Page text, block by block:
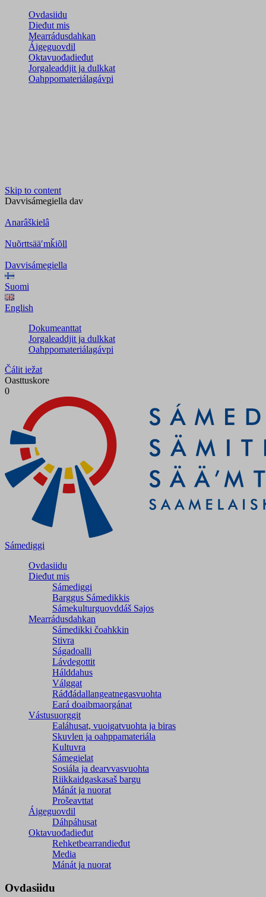
Ovdasiidu
Dieđut mis
Mearrádusdahkan
Áigeguovdil
Oktavuođadieđut
Jorgaleaddjit ja dulkkat
Oahppomateriálagávpi
Skip to content
Davvisámegiella dav
Anarâškielâ
Nuõrttsääʹmǩiõll
Davvisámegiella
Suomi
English
Dokumeanttat
Jorgaleaddjit ja dulkkat
Oahppomateriálagávpi
Čálit iežat
Oasttuskore
0
Sámediggi
Ovdasiidu
Dieđut mis
Sámediggi
Barggus Sámedikkis
Sámekulturguovddáš Sajos
Mearrádusdahkan
Sámedikki čoahkkin
Stivra
Ságadoalli
Lávdegottit
Hálddahus
Válggat
Ráđđádallangeatnegas­vuohta
Eará doaibmaorgánat
Vástusuorggit
Ealáhusat, vuoigatvuohta ja biras
Skuvlen ja oahppamateriála
Kultuvra
Sámegielat
Sosiála ja dearvvasvuohta
Riikkaidgaskasaš bargu
Mánát ja nuorat
Prošeavttat
Áigeguovdil
Dáhpáhusat
Oktavuođadieđut
Rehketbearrandieđut
Media
Mánát ja nuorat
Ovdasiidu